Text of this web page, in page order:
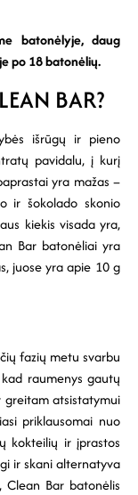
batonėlyje, daug
po 18 batonėlių.
BAR?
išrūgų ir pieno
pavidalu, į kurį
yra mažas –
ir šokolado skonio
kiekis visada yra,
Bar batonėliai yra
juose yra apie 10 g
fazių metu svarbu
raumenys gautų
greitam atsistatymui
priklausomai nuo
kokteilių ir įprastos
ir skani alternatyva
Clean Bar batonėlis